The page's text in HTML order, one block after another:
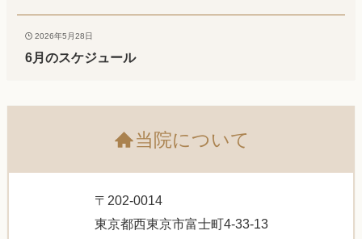
2026年5月28日
6月のスケジュール
当院について
〒202-0014
東京都西東京市富士町4-33-13